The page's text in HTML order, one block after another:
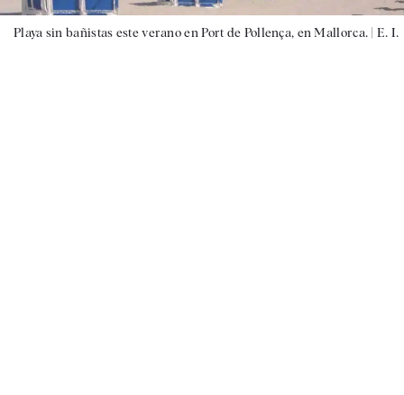
Playa sin bañistas este verano en Port de Pollença, en Mallorca. |E. I.